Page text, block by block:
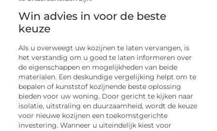
Win advies in voor de beste
keuze
Als u overweegt uw kozijnen te laten vervangen, is
het verstandig om u goed te laten informeren over
de eigenschappen en mogelijkheden van beide
materialen. Een deskundige vergelijking helpt om te
bepalen of kunststof kozijnende beste oplossing
bieden voor uw woning. Door gericht te kijken naar
isolatie, uitstraling en duurzaamheid, wordt de keuze
voor nieuwe kozijnen een toekomstgerichte
investering. Wanneer u uiteindelijk kiest voor